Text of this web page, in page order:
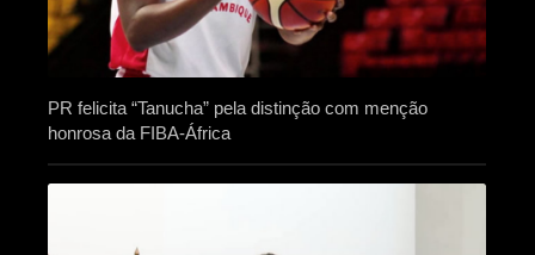
PR felicita “Tanucha” pela distinção com menção
honrosa da FIBA-África